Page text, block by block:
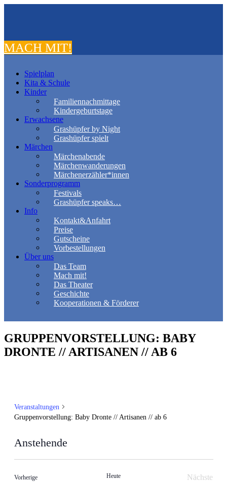
MACH MIT!
Spielplan
Kita & Schule
Kinder
Familiennachmittage
Kindergeburtstage
Erwachsene
Grashüpfer by Night
Grashüpfer spielt
Märchen
Märchenabende
Märchenwanderungen
Märchenerzähler*innen
Sonderprogramm
Festivals
Grashüpfer speaks…
Info
Kontakt&Anfahrt
Preise
Gutscheine
Vorbestellungen
Über uns
Das Team
Mach mit!
Das Theater
Geschichte
Kooperationen & Förderer
GRUPPENVORSTELLUNG: BABY
DRONTE // ARTISANEN // AB 6
Veranstaltungen
Gruppenvorstellung: Baby Dronte // Artisanen // ab 6
Anstehende
VorherigeVeranstaltungen Heute
Nächste